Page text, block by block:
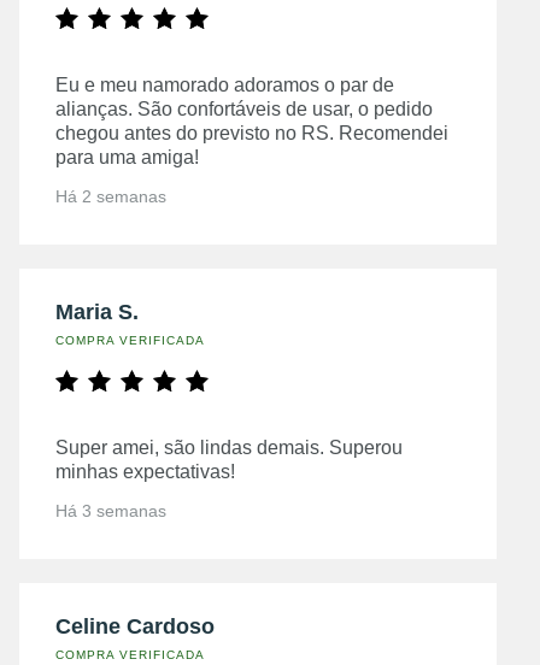
Eu e meu namorado adoramos o par de
alianças. São confortáveis de usar, o pedido
chegou antes do previsto no RS. Recomendei
para uma amiga!
Há 2 semanas
Maria S.
COMPRA VERIFICADA
Super amei, são lindas demais. Superou
minhas expectativas!
Há 3 semanas
Celine Cardoso
COMPRA VERIFICADA